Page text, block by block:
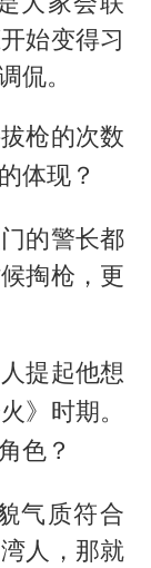
始变得习
侃。
枪的次数
体现？
的警长都
掏枪，更
提起他想
》时期。
色？
气质符合
人，那就